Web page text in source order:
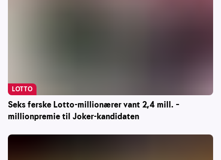
Seks ferske Lotto-millionærer vant 2,4 mill. –
millionpremie til Joker-kandidaten
LOTTO